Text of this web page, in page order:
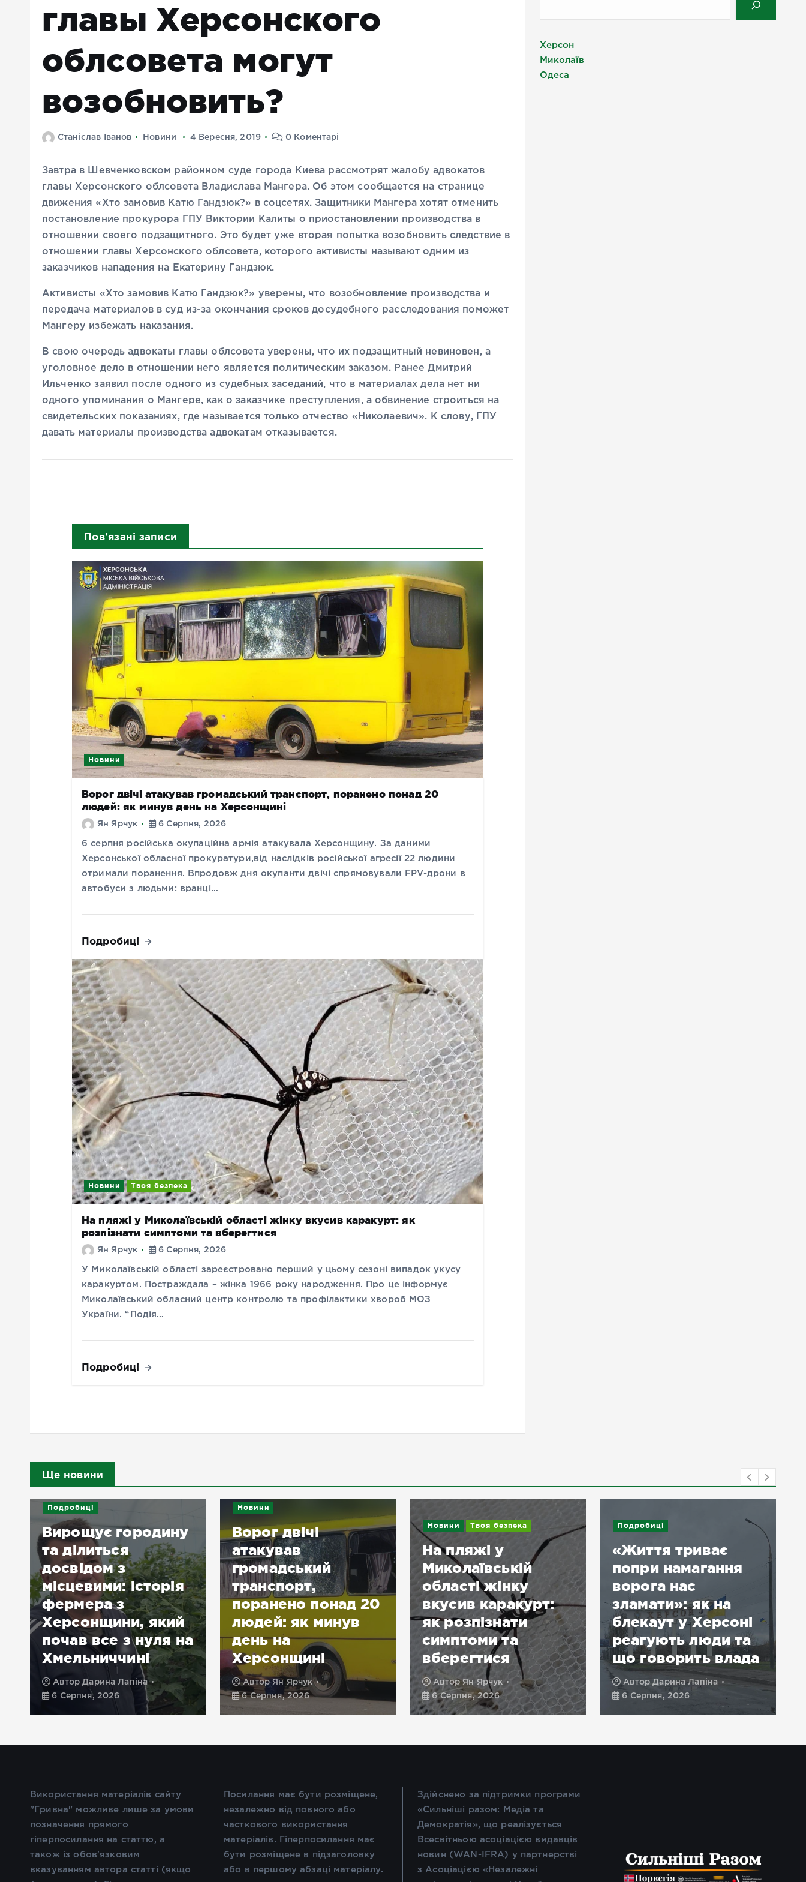
главы Херсонского
облсовета могут
возобновить?
Станіслав Іванов Новини 4 Вересня, 2019 0 Коментарі
Завтра в Шевченковском районном суде города Киева рассмотрят жалобу адвокатов
главы Херсонского облсовета Владислава Мангера. Об этом сообщается на странице
движения «Хто замовив Катю Гандзюк?» в соцсетях. Защитники Мангера хотят отменить
постановление прокурора ГПУ Виктории Калиты о приостановлении производства в
отношении своего подзащитного. Это будет уже вторая попытка возобновить следствие в
отношении главы Херсонского облсовета, которого активисты называют одним из
заказчиков нападения на Екатерину Гандзюк.
Активисты «Хто замовив Катю Гандзюк?» уверены, что возобновление производства и
передача материалов в суд из-за окончания сроков досудебного расследования поможет
Мангеру избежать наказания.
В свою очередь адвокаты главы облсовета уверены, что их подзащитный невиновен, а
уголовное дело в отношении него является политическим заказом. Ранее Дмитрий
Ильченко заявил после одного из судебных заседаний, что в материалах дела нет ни
одного упоминания о Мангере, как о заказчике преступления, а обвинение строиться на
свидетельских показаниях, где называется только отчество «Николаевич». К слову, ГПУ
давать материалы производства адвокатам отказывается.
Пов'язані записи
Новини
Ворог двічі атакував громадський транспорт, поранено понад 20
людей: як минув день на Херсонщині
Ян Ярчук 6 Серпня, 2026
6 серпня російська окупаційна армія атакувала Херсонщину. За даними
Херсонської обласної прокуратури,від наслідків російської агресії 22 людини
отримали поранення. Впродовж дня окупанти двічі спрямовували FPV-дрони в
автобуси з людьми: вранці…
Подробиці
Новини Твоя безпека
На пляжі у Миколаївській області жінку вкусив каракурт: як
розпізнати симптоми та вберегтися
Ян Ярчук 6 Серпня, 2026
У Миколаївській області зареєстровано перший у цьому сезоні випадок укусу
каракуртом. Постраждала – жінка 1966 року народження. Про це інформує
Миколаївський обласний центр контролю та профілактики хвороб МОЗ
України. “Подія…
Подробиці
Херсон
Миколаїв
Одеса
Ще новини
Подробиці
Вирощує городину
та ділиться
досвідом з
місцевими: історія
фермера з
Херсонщини, який
почав все з нуля на
Хмельниччині
АвторДарина Лапіна
6 Серпня, 2026
Новини
Ворог двічі
атакував
громадський
транспорт,
поранено понад 20
людей: як минув
день на
Херсонщині
АвторЯн Ярчук
6 Серпня, 2026
Новини Твоя безпека
На пляжі у
Миколаївській
області жінку
вкусив каракурт:
як розпізнати
симптоми та
вберегтися
АвторЯн Ярчук
6 Серпня, 2026
Подробиці
«Життя триває
попри намагання
ворога нас
зламати»: як на
блекаут у Херсоні
реагують люди та
що говорить влада
АвторДарина Лапіна
6 Серпня, 2026
Використання матеріалів сайту
"Гривна" можливе лише за умови
позначення прямого
гіперпосилання на статтю, а
також із обов'язковим
вказуванням автора статті (якщо
Посилання має бути розміщене,
незалежно від повного або
часткового використання
матеріалів. Гіперпосилання має
бути розміщене в підзаголовку
або в першому абзаці матеріалу.
Здійснено за підтримки програми
«Сильніші разом: Медіа та
Демократія», що реалізується
Всесвітньою асоціацією видавців
новин (WAN-IFRA) у партнерстві
з Асоціацією «Незалежні